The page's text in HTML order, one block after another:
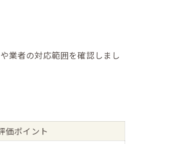
業者の対応範囲を確認しまし
価ポイント